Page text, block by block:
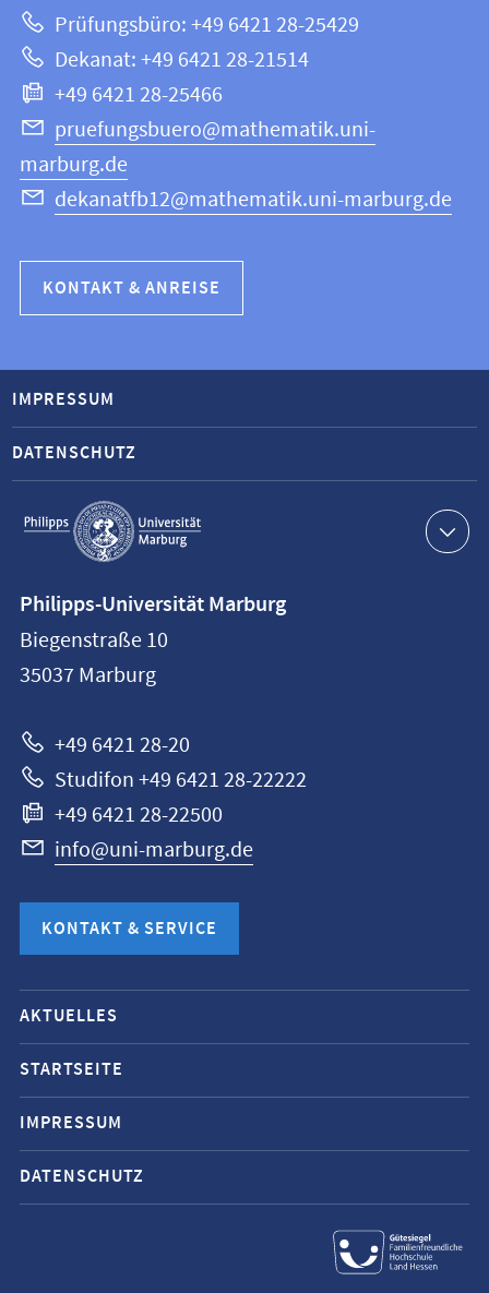
Website
und
Informatik
Prüfungsbüro: +49 6421 28-25429
Dekanat: +49 6421 28-21514
+49 6421 28-25466
pruefungsbuero@mathematik.uni-
marburg.de
dekanatfb12@mathematik.uni-marburg.de
KONTAKT & ANREISE
Service-
Navigation
IMPRESSUM
DATENSCHUTZ
Philipps-
Universität
Marburg
Philipps-Universität Marburg
Biegenstraße 10
35037 Marburg
+49 6421 28-20
Studifon +49 6421 28-22222
+49 6421 28-22500
info@uni-marburg.de
KONTAKT & SERVICE
Mobile-
Service-
Navigation
und
Social
Media
Kontakte
AKTUELLES
STARTSEITE
IMPRESSUM
DATENSCHUTZ